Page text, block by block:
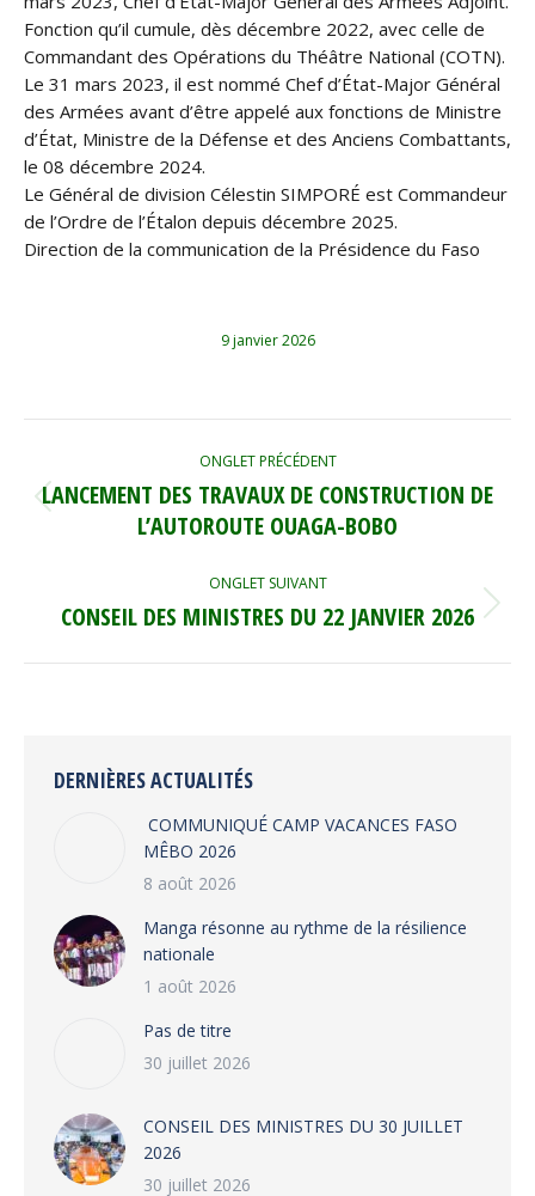
Fonction qu’il cumule, dès décembre 2022, avec celle de
Commandant des Opérations du Théâtre National (COTN).
Le 31 mars 2023, il est nommé Chef d’État-Major Général
des Armées avant d’être appelé aux fonctions de Ministre
d’État, Ministre de la Défense et des Anciens Combattants,
le 08 décembre 2024.
Le Général de division Célestin SIMPORÉ est Commandeur
de l’Ordre de l’Étalon depuis décembre 2025.
Direction de la communication de la Présidence du Faso
9 janvier 2026
NAVIGATION
DE
COMMENTAIRE
ONGLET PRÉCÉDENT
Onglet
précédent
LANCEMENT DES TRAVAUX DE CONSTRUCTION DE
L’AUTOROUTE OUAGA-BOBO
ONGLET SUIVANT
Onglet
CONSEIL DES MINISTRES DU 22 JANVIER 2026
DERNIÈRES ACTUALITÉS
COMMUNIQUÉ CAMP VACANCES FASO
MÊBO 2026
8 août 2026
Manga résonne au rythme de la résilience
nationale
1 août 2026
Pas de titre
30 juillet 2026
CONSEIL DES MINISTRES DU 30 JUILLET
2026
30 juillet 2026